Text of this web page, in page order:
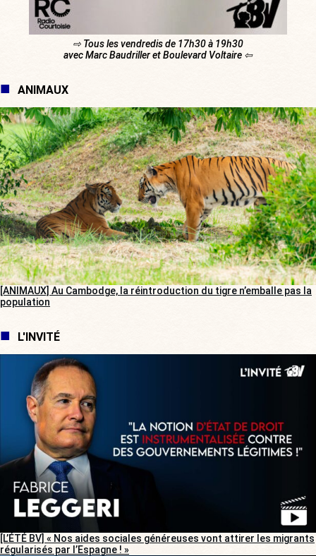
⇨ Tous les vendredis de 17h30 à 19h30
avec Marc Baudriller et Boulevard Voltaire ⇦
ANIMAUX
[ANIMAUX] Au Cambodge, la réintroduction du tigre n’emballe pas la
population
L'INVITÉ
[L’ÉTÉ BV] « Nos aides sociales généreuses vont attirer les migrants
régularisés par l’Espagne ! »